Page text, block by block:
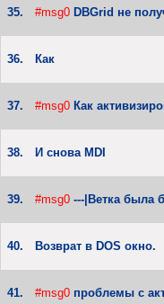
35. #msg0 DBGrid не
36. Как
37. #msg0 Как
38. И снова MDI
39. #msg0 ---|Ветка была
40. Возврат в DOS окно.
41. #msg0 проблемы с